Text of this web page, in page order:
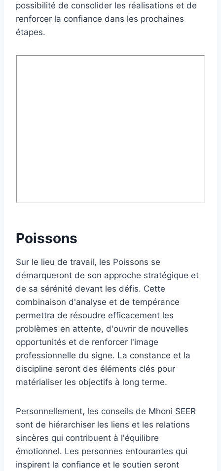
possibilité de consolider les réalisations et de
renforcer la confiance dans les prochaines
étapes.
Poissons
Sur le lieu de travail, les Poissons se
démarqueront de son approche stratégique et
de sa sérénité devant les défis. Cette
combinaison d'analyse et de tempérance
permettra de résoudre efficacement les
problèmes en attente, d'ouvrir de nouvelles
opportunités et de renforcer l'image
professionnelle du signe. La constance et la
discipline seront des éléments clés pour
matérialiser les objectifs à long terme.
Personnellement, les conseils de Mhoni SEER
sont de hiérarchiser les liens et les relations
sincères qui contribuent à l'équilibre
émotionnel. Les personnes entourantes qui
inspirent la confiance et le soutien seront